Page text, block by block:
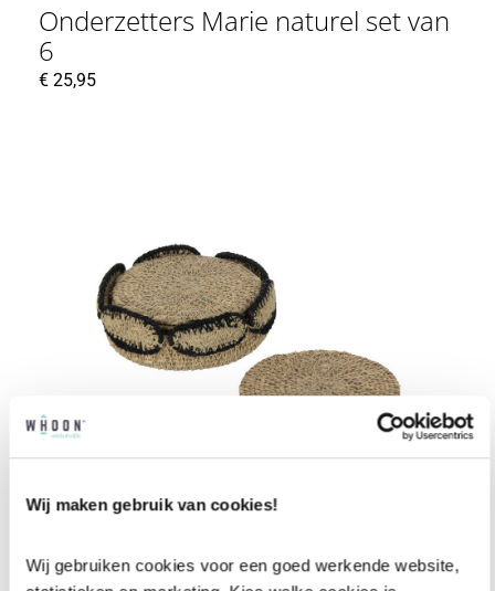
Wij maken gebruik van cookies!
Wij gebruiken cookies voor een goed werkende website,
Onderzetters Marie naturel set van
6
€ 25,95
€25,95